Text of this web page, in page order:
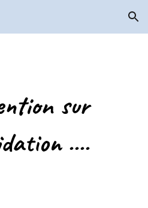
Skip to navigation
sur
....